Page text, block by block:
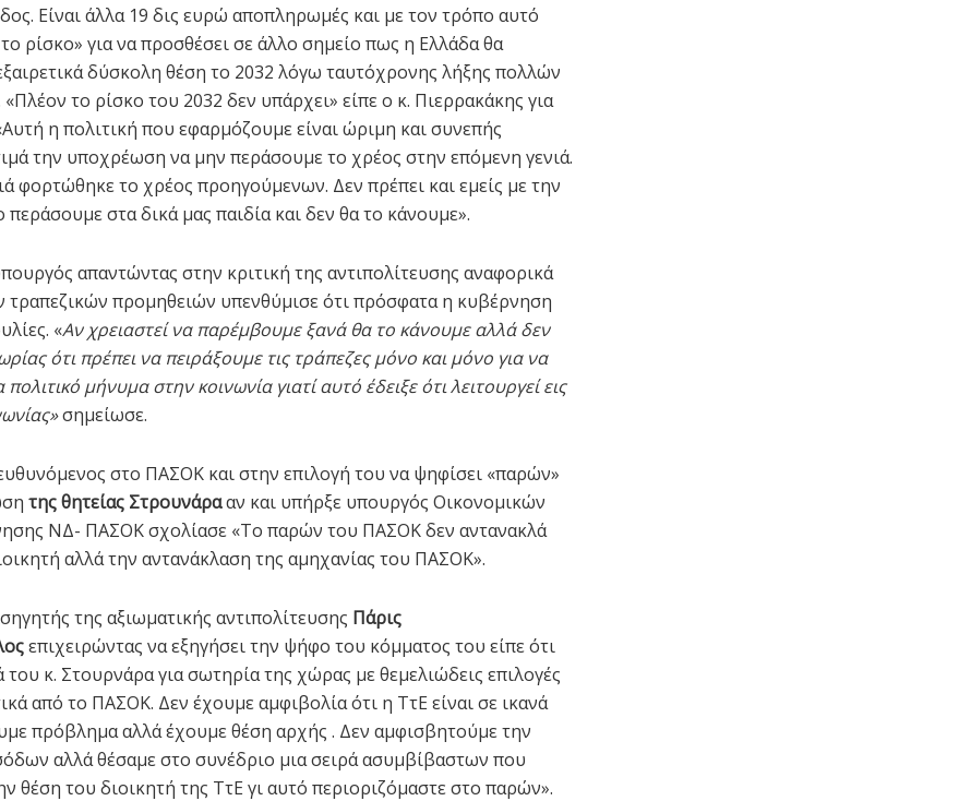
Είναι άλλα 19 δις ευρώ αποπληρωμές και με τον τρόπο αυτό
ρίσκο» για να προσθέσει σε άλλο σημείο πως η Ελλάδα θα
δύσκολη θέση το 2032 λόγω ταυτόχρονης λήξης πολλών
το ρίσκο του 2032 δεν υπάρχει» είπε ο κ. Πιερρακάκης για
η πολιτική που εφαρμόζουμε είναι ώριμη και συνεπής
την υποχρέωση να μην περάσουμε το χρέος στην επόμενη γενιά.
φορτώθηκε το χρέος προηγούμενων. Δεν πρέπει και εμείς με την
περάσουμε στα δικά μας παιδία και δεν θα το κάνουμε».
απαντώντας στην κριτική της αντιπολίτευσης αναφορικά
τραπεζικών προμηθειών υπενθύμισε ότι πρόσφατα η κυβέρνηση
«Αν χρειαστεί να παρέμβουμε ξανά θα το κάνουμε αλλά δεν
ότι πρέπει να πειράξουμε τις τράπεζες μόνο και μόνο για να
μήνυμα στην κοινωνία γιατί αυτό έδειξε ότι λειτουργεί εις
σημείωσε.
στο ΠΑΣΟΚ και στην επιλογή του να ψηφίσει «παρών»
της θητείας Στρουνάρααν και υπήρξε υπουργός Οικονομικών
ΝΔ- ΠΑΣΟΚ σχολίασε «Το παρών του ΠΑΣΟΚ δεν αντανακλά
αλλά την αντανάκλαση της αμηχανίας του ΠΑΣΟΚ».
της αξιωματικής αντιπολίτευσης Πάρις
επιχειρώντας να εξηγήσει την ψήφο του κόμματος του είπε ότι
κ. Στουρνάρα για σωτηρία της χώρας με θεμελιώδεις επιλογές
από το ΠΑΣΟΚ. Δεν έχουμε αμφιβολία ότι η ΤτΕ είναι σε ικανά
πρόβλημα αλλά έχουμε θέση αρχής . Δεν αμφισβητούμε την
αλλά θέσαμε στο συνέδριο μια σειρά ασυμβίβαστων που
θέση του διοικητή της ΤτΕ γι αυτό περιοριζόμαστε στο παρών».